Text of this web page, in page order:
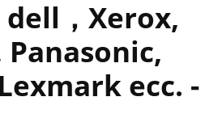
，Xerox,
Panasonic,
ecc. -